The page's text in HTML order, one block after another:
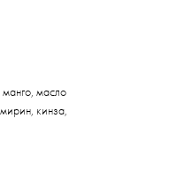
масло
кинза,